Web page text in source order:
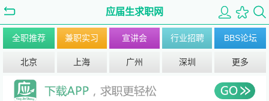
应届生求职网
全职推荐 兼职实习 宣讲会 行业招聘 BBS论坛
北京 上海 广州 深圳 更多